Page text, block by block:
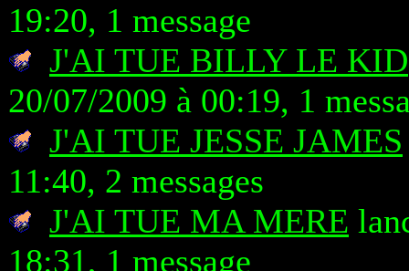
19:20, 1 message
J'AI TUE BILLY LE KID
20/07/2009 à 00:19, 1
J'AI TUE JESSE JAMES
11:40, 2 messages
J'AI TUE MA MERE
18:31, 1 message